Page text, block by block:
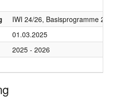
IWI 24/26, Basisprogramme
01.03.2025
2025 - 2026